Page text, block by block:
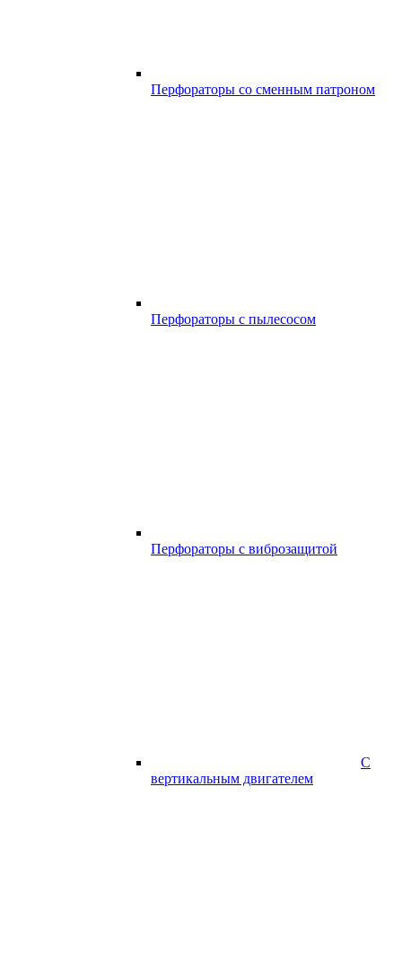
Перфораторы со сменным патроном
Перфораторы с пылесосом
Перфораторы с виброзащитой
С
вертикальным двигателем